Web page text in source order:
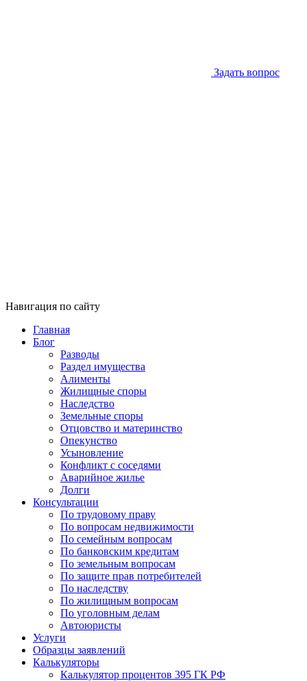
Задать вопрос
Навигация по сайту
Главная
Блог
Разводы
Раздел имущества
Алименты
Жилищные споры
Наследство
Земельные споры
Отцовство и материнство
Опекунство
Усыновление
Конфликт с соседями
Аварийное жилье
Долги
Консультации
По трудовому праву
По вопросам недвижимости
По семейным вопросам
По банковским кредитам
По земельным вопросам
По защите прав потребителей
По наследству
По жилищным вопросам
По уголовным делам
Автоюристы
Услуги
Образцы заявлений
Калькуляторы
Калькулятор процентов 395 ГК РФ